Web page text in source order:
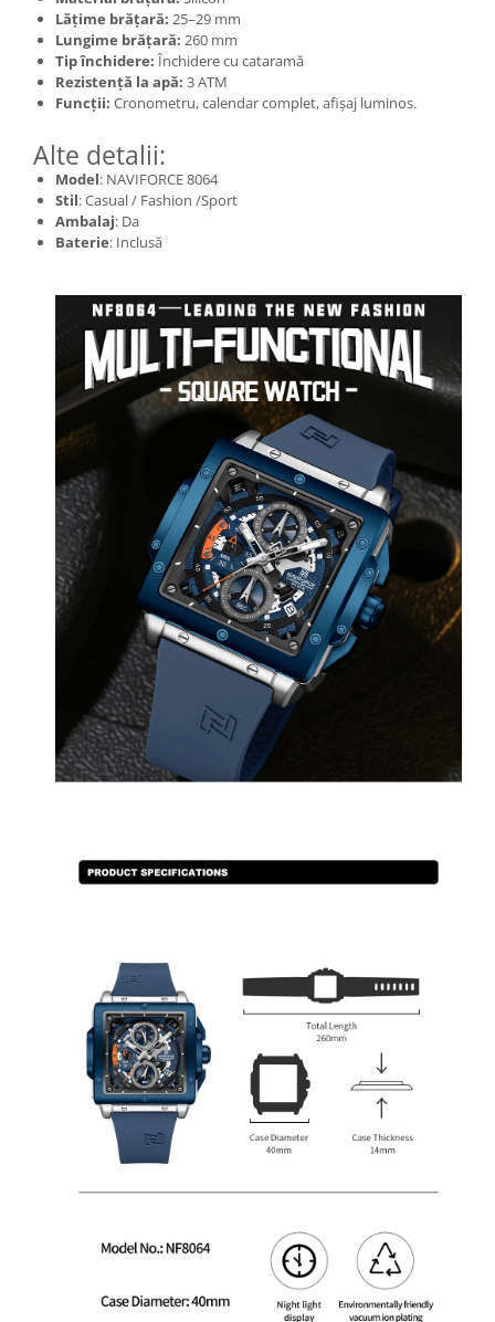
Lățime brățară: 25–29 mm
Lungime brățară: 260 mm
Tip închidere: Închidere cu cataramă
Rezistență la apă: 3 ATM
Funcții: Cronometru, calendar complet, afișaj luminos.
Alte detalii:
Model: NAVIFORCE 8064
Stil: Casual / Fashion /Sport
Ambalaj: Da
Baterie: Inclusă